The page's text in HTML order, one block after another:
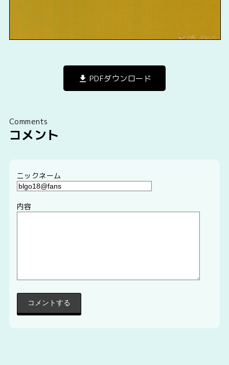
PDFダウンロード
Comments
コメント